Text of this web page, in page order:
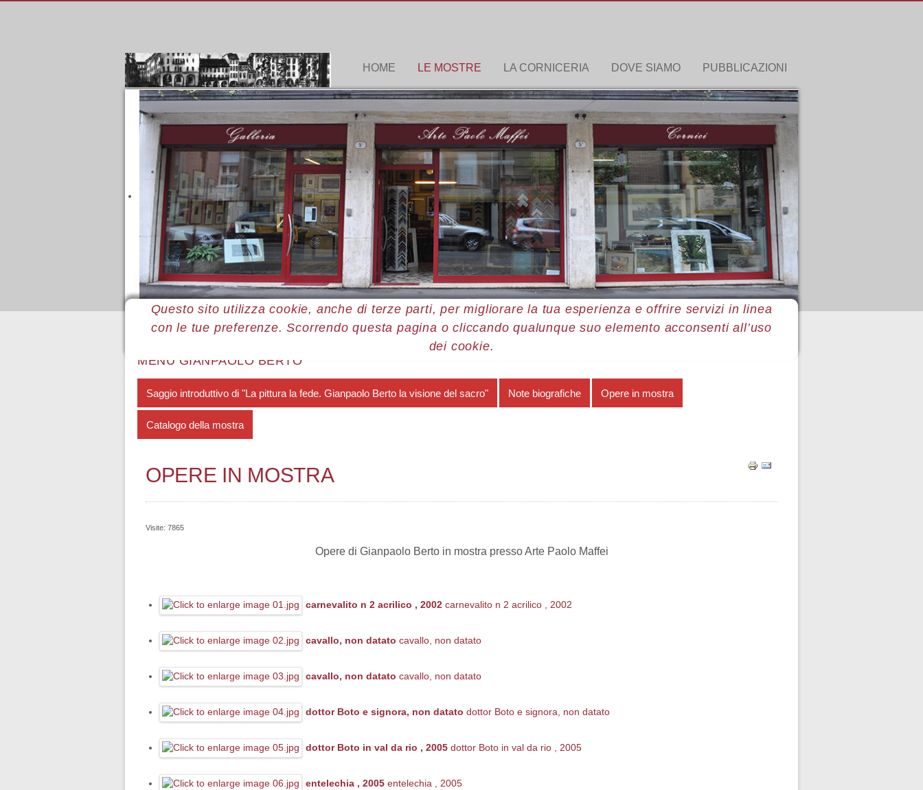
HOME LE MOSTRE LA CORNICERIA DOVE SIAMO PUBBLICAZIONI
Questo sito utilizza cookie, anche di terze parti, per migliorare la tua esperienza e offrire servizi in linea
con le tue preferenze. Scorrendo questa pagina o cliccando qualunque suo elemento acconsenti all’uso
dei cookie.
Sei qui: Home Le mostre Mostre 2010 Gianpaolo Berto Opere in mostra
MENÙ GIANPAOLO BERTO
Saggio introduttivo di "La pittura la fede. Gianpaolo Berto la visione del sacro" Note biografiche Opere in mostra
Catalogo della mostra
OPERE IN MOSTRA
Visite: 7865
Opere di Gianpaolo Berto in mostra presso Arte Paolo Maffei
carnevalito n 2 acrilico , 2002 carnevalito n 2 acrilico , 2002
cavallo, non datato cavallo, non datato
cavallo, non datato cavallo, non datato
dottor Boto e signora, non datato dottor Boto e signora, non datato
dottor Boto in val da rio , 2005 dottor Boto in val da rio , 2005
entelechia , 2005 entelechia , 2005